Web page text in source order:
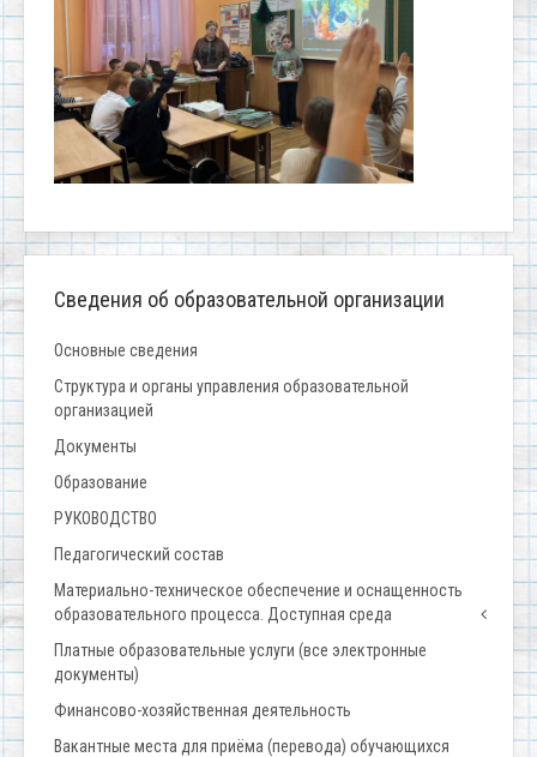
Сведения об образовательной организации
Основные сведения
Структура и органы управления образовательной
организацией
Документы
Образование
РУКОВОДСТВО
Педагогический состав
Материально-техническое обеспечение и оснащенность
образовательного процесса. Доступная среда
Платные образовательные услуги (все электронные
документы)
Финансово-хозяйственная деятельность
Вакантные места для приёма (перевода) обучающихся